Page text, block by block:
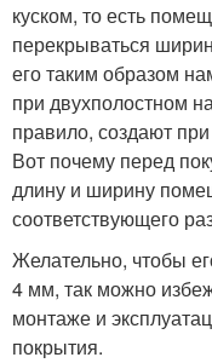
куском, то есть
перекрываться
его таким образом
при двухполостном
правило, создают
Вот почему перед
длину и ширину
соответствующего
Желательно, чтобы
4 мм, так можно
монтаже и
покрытия.